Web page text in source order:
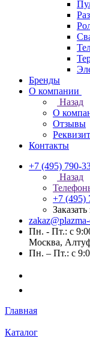
Бренды
О компании
Назад
О
Отзывы
Контакты
+7 (495) 790-
Назад
+7 (495)
Пн. - Пт.: с
Москва,
Пн. – Пт.: с
Главная
Каталог